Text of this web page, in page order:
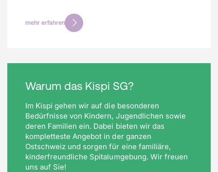
mehr erfahren
Warum das Kispi SG?
Im Kispi gehen wir auf die besonderen
Bedürfnisse von Kindern, Jugendlichen sowie
deren Familien ein. Dabei bieten wir das
kompletteste Angebot in der ganzen
Ostschweiz und sorgen für eine familiäre,
kinderfreundliche Spitalumgebung. Wir freuen
uns auf Sie!